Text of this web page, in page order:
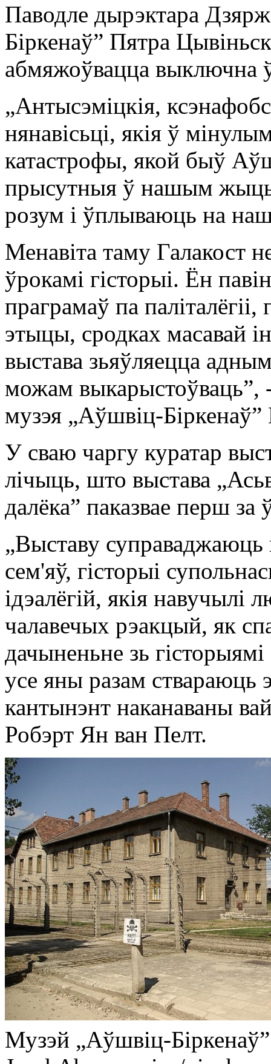
Паводле дырэктара
Біркенаў” Пятра
абмяжоўвацца выключна
„Антысэміцкія,
нянавісьці, якія ў
катастрофы, якой быў
прысутныя ў нашым
розум і ўплываюць на
Менавіта таму Галакост
ўрокамі гісторыі. Ён
праграмаў па
этыцы, сродках масавай
выстава зьяўляецца
можам выкарыстоўваць”,
музэя „Аўшвіц-
У сваю чаргу куратар
лічыць, што выстава
далёка” паказвае перш
„Выставу суправаджаюць
сем'яў, гісторыі
ідэалёгій, якія навучылі
чалавечых рэакцый, як
дачыненьне зь
усе яны разам ствараюць
кантынэнт наканаваны
Робэрт Ян ван Пелт.
Музэй „Аўшвіц-